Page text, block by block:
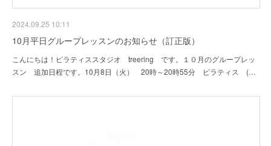
2024.09.25 10:11
10月平日グループレッスンのお知らせ（訂正版）
こんにちは！ピラティススタジオ treering です。１０月のグループレッ
スン 追加日程です。10月8日（火） 20時～20時55分 ピラティス (…